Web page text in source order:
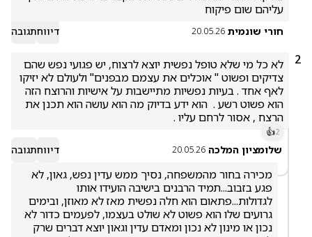
עליהם שום פיקוח
חורי שונמית 20.05.26 דיווחתגובה
2
הרצח , אסור לרחם עליו .
👍2
שלומציון המלכה 20.05.26 דיווחתגובה